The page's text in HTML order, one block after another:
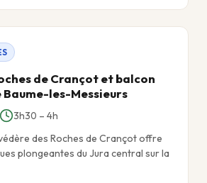
de Crançot et balcon
Baume-les-Messieurs
3h30 – 4h
des Roches de Crançot offre
plongeantes du Jura central sur la